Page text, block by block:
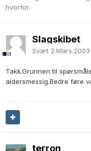
hvorfor.
Slagskibet
Svart 2.Mars.2003
Takk.Grunnen til
aldersmessig.Bedre føre
terron